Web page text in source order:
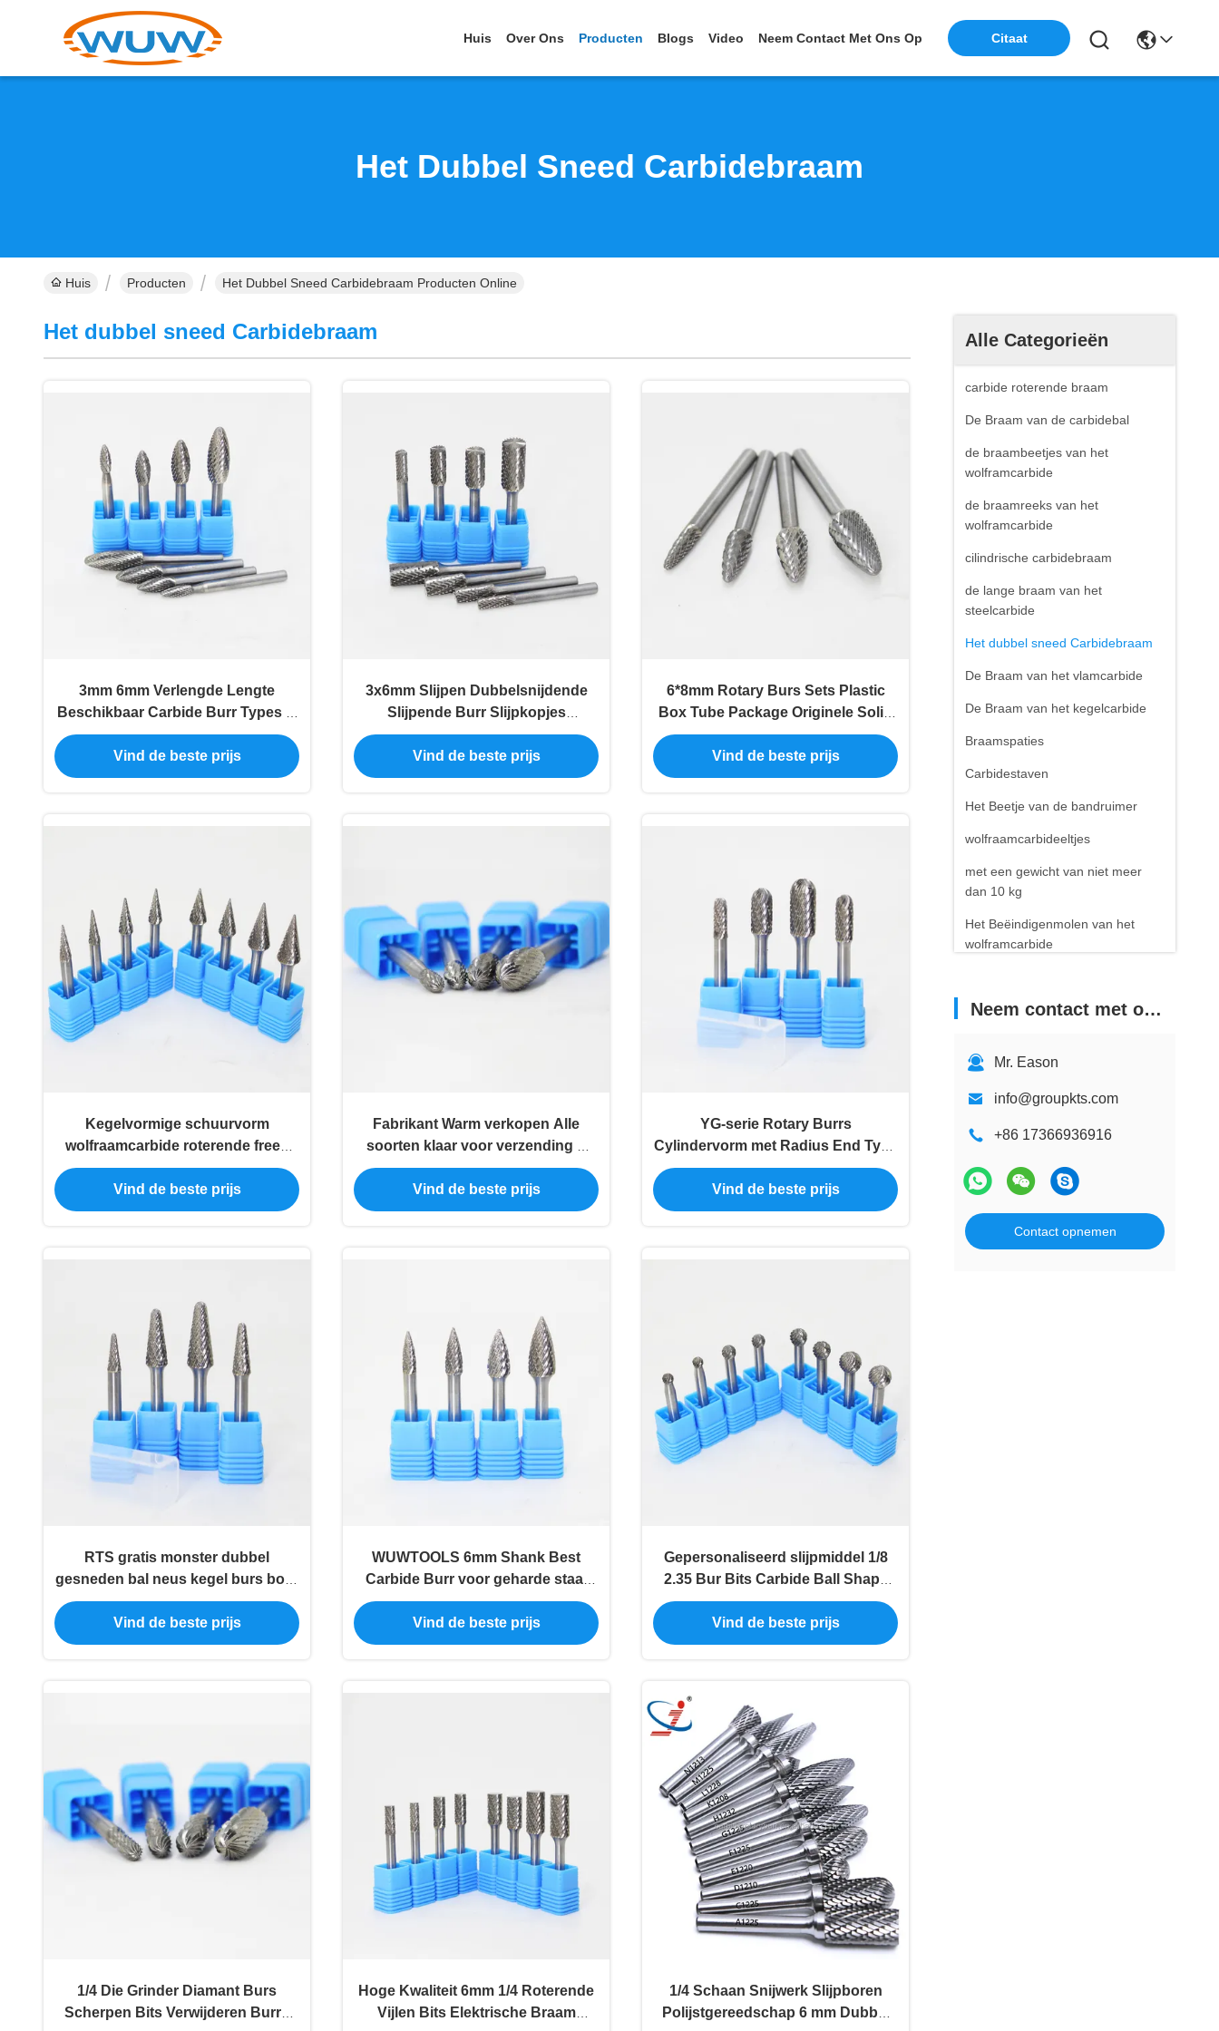
Huis Over Ons Producten Blogs Video Neem Contact Met Ons Op Citaat
Het Dubbel Sneed Carbidebraam
Huis Producten Het Dubbel Sneed Carbidebraam Producten Online
Alle Categorieën
carbide roterende braam
De Braam van de carbidebal
de braambeetjes van het
wolframcarbide
de braamreeks van het
wolframcarbide
cilindrische carbidebraam
de lange braam van het
steelcarbide
Het dubbel sneed Carbidebraam
De Braam van het vlamcarbide
De Braam van het kegelcarbide
Braamspaties
Carbidestaven
Het Beetje van de bandruimer
wolfraamcarbideeltjes
met een gewicht van niet meer
dan 10 kg
Het Beëindigenmolen van het
wolframcarbide
Neem contact met ons op
Mr. Eason
info@groupkts.com
+86 17366936916
Contact opnemen
Het dubbel sneed Carbidebraam
3mm 6mm Verlengde Lengte
Beschikbaar Carbide Burr Types H
Vlamvorm Carbide Burr Die Slijper
Bit voor Metaal Die Slijper
Vind de beste prijs
3x6mm Slijpen Dubbelsnijdende
Slijpende Burr Slijpkopjes
Wolframcarbide Cilinder Platte Eind
Carbide Boren
Vind de beste prijs
6*8mm Rotary Burs Sets Plastic
Box Tube Package Originele Solid
Tree Shape Carbide Burr voor
Metal Aluminium
Vind de beste prijs
Kegelvormige schuurvorm
wolfraamcarbide roterende frees
YG7 kwaliteit geleverd carbide
slijpfrezen voor gehard staal
Vind de beste prijs
Fabrikant Warm verkopen Alle
soorten klaar voor verzending E
Ovale vorm 6 inch lang Dubbel
gesneden wolfraam staal Solid
gecementiseerde Carbide Burrs
Vind de beste prijs
YG-serie Rotary Burrs
Cylindervorm met Radius End Type
C Die Grinder Bit Rotary File Burs
voor Hout-Staal Metalen Snijwerk
Vind de beste prijs
RTS gratis monster dubbel
gesneden bal neus kegel burs boor
stukken 6mm 1/4 "carbide Burr
Vind de beste prijs
WUWTOOLS 6mm Shank Best
Carbide Burr voor geharde staal
metaal verwijdering MX Cut Carbide
Burrs voor die grind
Vind de beste prijs
Gepersonaliseerd slijpmiddel 1/8
2.35 Bur Bits Carbide Ball Shape
Burr Cemented Tungsten Carbide
Rotary Burr voor houtsnijwerk
Vind de beste prijs
1/4 Die Grinder Diamant Burs
Scherpen Bits Verwijderen Burrs
Hoge Kwaliteit 6mm 1/4 Roterende
Vijlen Bits Elektrische Braam
1/4 Schaan Snijwerk Slijpboren
Polijstgereedschap 6 mm Dubbel